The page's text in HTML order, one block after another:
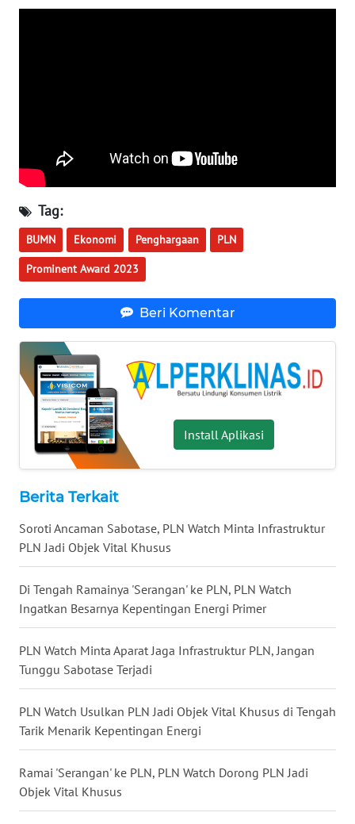
Tag:
BUMN Ekonomi Penghargaan PLN
Prominent Award 2023
Beri Komentar
Install Aplikasi
Berita Terkait
Soroti Ancaman Sabotase, PLN Watch Minta Infrastruktur
PLN Jadi Objek Vital Khusus
Di Tengah Ramainya 'Serangan' ke PLN, PLN Watch
Ingatkan Besarnya Kepentingan Energi Primer
PLN Watch Minta Aparat Jaga Infrastruktur PLN, Jangan
Tunggu Sabotase Terjadi
PLN Watch Usulkan PLN Jadi Objek Vital Khusus di Tengah
Tarik Menarik Kepentingan Energi
Ramai 'Serangan' ke PLN, PLN Watch Dorong PLN Jadi
Objek Vital Khusus
WN
WN
SULSEL
WN
GORONTALO
WN
WN
MALUKU
WN
MALUT
DAIRI
WN
DANAU
TOBA
WN
NIAS
WN
LANGKAT
WN
TAPANULI